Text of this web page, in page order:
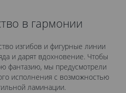
в гармонии
изгибов и фигурные линии
и дарят вдохновение. Чтобы
фантазию, мы предусмотрели
исполнения с возможностью
ламинации.